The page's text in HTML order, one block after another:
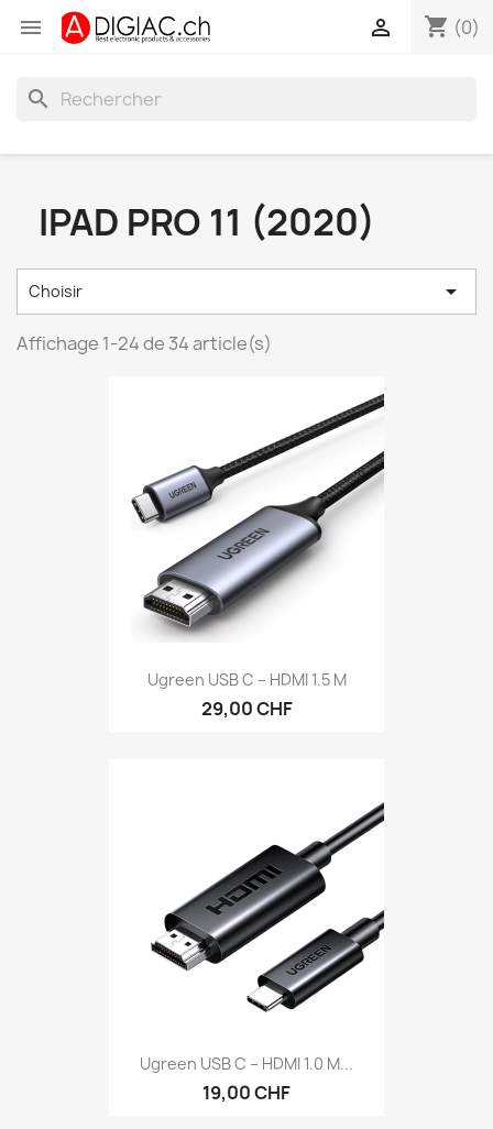
 shopping_cart (0)

search
IPAD PRO 11 (2020)
Choisir 
Affichage 1-24 de 34 article(s)
Ugreen USB C – HDMI 1.5 M
29,00 CHF
Ugreen USB C – HDMI 1.0 M...
19,00 CHF